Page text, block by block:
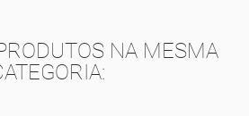
NA MESMA